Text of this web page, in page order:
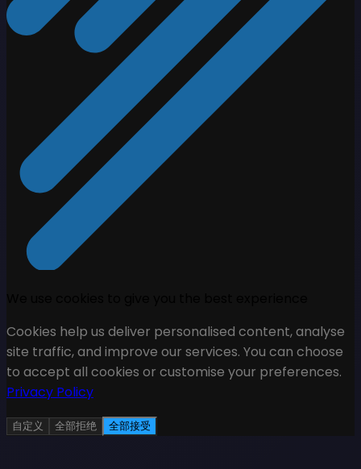
Cookies help us deliver personalised content, analyse
site traffic, and improve our services. You can choose
to accept all cookies or customise your preferences.
Privacy Policy
自定义 全部拒绝 全部接受